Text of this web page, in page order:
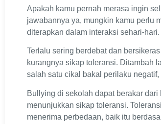
Apakah kamu pernah merasa ingin
jawabannya ya, mungkin kamu perlu
diterapkan dalam interaksi sehari-hari.
Terlalu sering berdebat dan
kurangnya sikap toleransi. Ditambah
salah satu cikal bakal perilaku negatif,
Bullying di sekolah dapat berakar
menunjukkan sikap toleransi.
menerima perbedaan, baik itu